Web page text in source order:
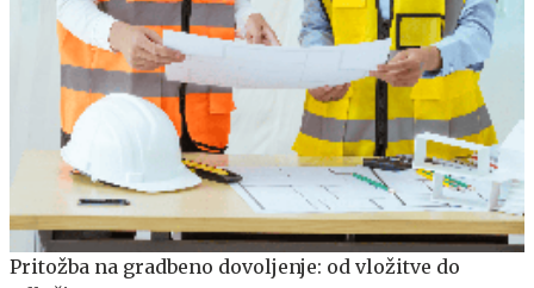
Pritožba na gradbeno dovoljenje: od vložitve do